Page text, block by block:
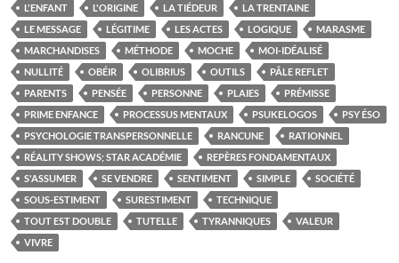
L'ENFANT
L'ORIGINE LA TIÉDEUR
LA TRENTAINE
LE MESSAGE
LÉGITIME LES ACTES LOGIQUE
MARASME
MARCHANDISES
MÉTHODE MOCHE
MOI-IDÉALISÉ
NULLITÉ
OBÉIR OLIBRIUS OUTILS
PÂLE REFLET
PARENTS
PENSÉE PERSONNE PLAIES
PRÉMISSE
PRIME ENFANCE
PROCESSUS MENTAUX PSUKELOGOS
PSY ÉSO
PSYCHOLOGIE TRANSPERSONNELLE
RANCUNE
RATIONNEL
RÉALITY SHOWS; STAR ACADÉMIE
REPÈRES FONDAMENTAUX
S'ASSUMER
SE VENDRE SENTIMENT SIMPLE
SOCIÉTÉ
SOUS-ESTIMENT
SURESTIMENT
TECHNIQUE
TOUT EST DOUBLE
TUTELLE TYRANNIQUES
VALEUR
VIVRE